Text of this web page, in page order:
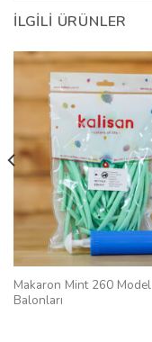
İLGILI ÜRÜNLER
Makaron Mint 260 Model
Balonları